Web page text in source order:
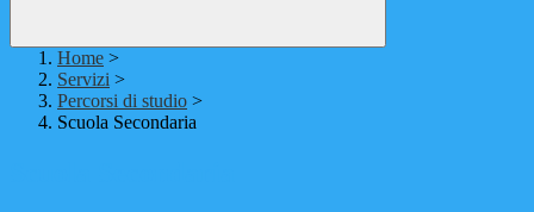
Home >
Servizi >
Percorsi di studio >
Scuola Secondaria